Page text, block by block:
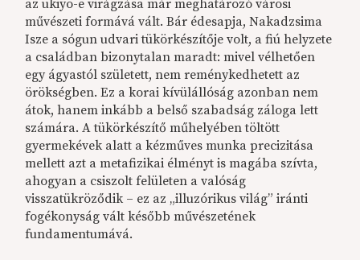
az ukiyo-e virágzása már meghatározó városi
művészeti formává vált. Bár édesapja, Nakadzsima
Isze a sógun udvari tükörkészítője volt, a fiú helyzete
a családban bizonytalan maradt: mivel vélhetően
egy ágyastól született, nem reménykedhetett az
örökségben. Ez a korai kívülállóság azonban nem
átok, hanem inkább a belső szabadság záloga lett
számára. A tükörkészítő műhelyében töltött
gyermekévek alatt a kézműves munka precizitása
mellett azt a metafizikai élményt is magába szívta,
ahogyan a csiszolt felületen a valóság
visszatükröződik – ez az „illuzórikus világ” iránti
fogékonyság vált később művészetének
fundamentumává.